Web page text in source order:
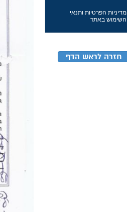
מדיניות הפרטיות ותנאי
השימוש באתר
חזרה לראש הדף